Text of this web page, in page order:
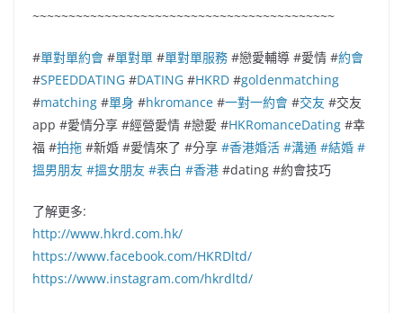
~~~~~~~~~~~~~~~~~~~~~~~~~~~~~~~~~~~~~~~~~~
#單對單約會 #單對單 #單對單服務 #戀愛輔導 #愛情 #約會
#SPEEDDATING #DATING #HKRD #goldenmatching
#matching #單身 #hkromance #一對一約會 #交友 #交友
app #愛情分享 #經營愛情 #戀愛 #HKRomanceDating #幸
福 #拍拖 #新婚 #愛情來了 #分享 #香港婚活 #溝通 #結婚 #
搵男朋友 #搵女朋友 #表白 #香港 #dating #約會技巧
了解更多:
http://www.hkrd.com.hk/
https://www.facebook.com/HKRDltd/
https://www.instagram.com/hkrdltd/